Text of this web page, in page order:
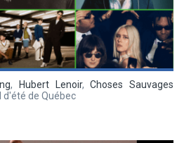
, Hubert Lenoir,Choses Sauvages
d'été de Québec